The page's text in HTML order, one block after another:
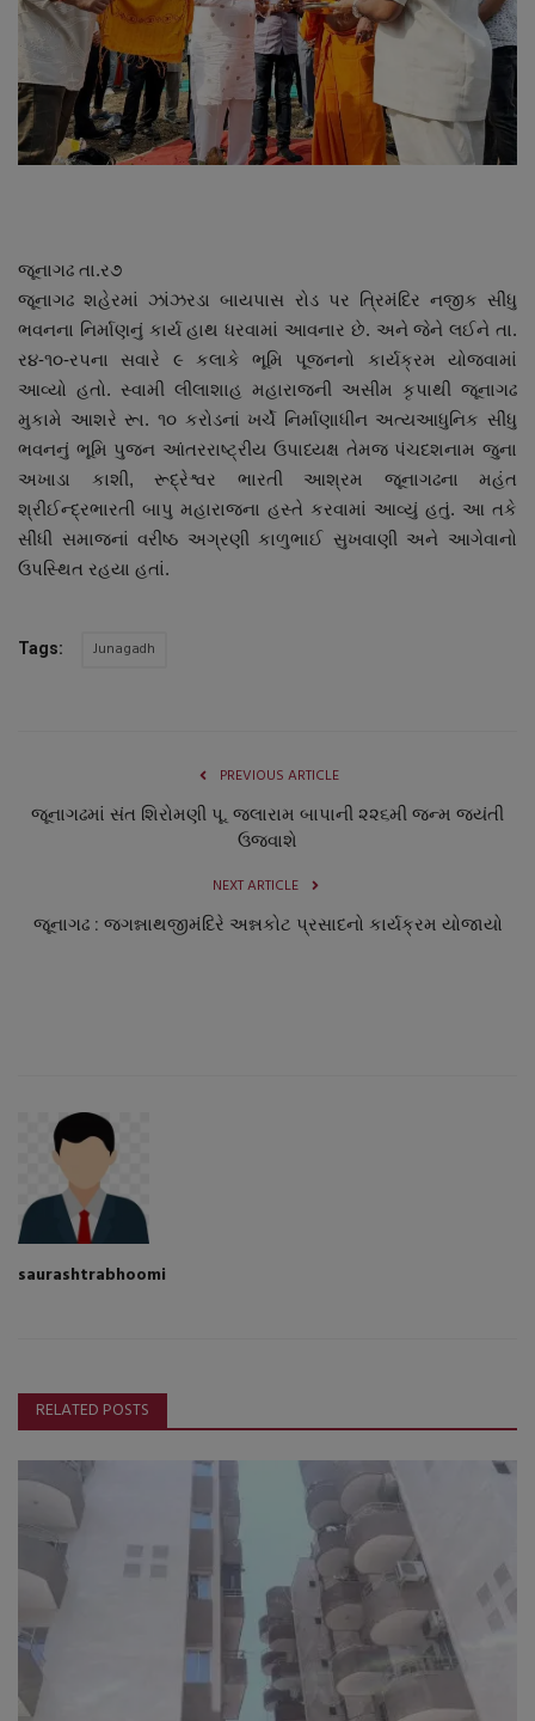
About Author
Contact
Dipotsav Special
રાષ્ટ્રીય
ગુજરાત
જુનાગઢ
Support US
બજારના સમાચાર
નાણાંકીય સમાચાર
ગુનાખોરી
સ્વાસ્થ્ય
જૂનાગઢ તા.ર૭
જૂનાગઢ શહેરમાં ઝાંઝરડા બાયપાસ રોડ પર ત્રિમંદિર નજીક સીંધુ
ભવનના નિર્માણનું કાર્ય હાથ ધરવામાં આવનાર છે. અને જેને લઈને તા.
ર૪-૧૦-રપના સવારે ૯ કલાકે ભૂમિ પૂજનનો કાર્યક્રમ યોજવામાં
આવ્યો હતો. સ્વામી લીલાશાહ મહારાજની અસીમ કૃપાથી જૂનાગઢ
મુકામે આશરે રૂા. ૧૦ કરોડનાં ખર્ચે નિર્માણાધીન અત્યઆધુનિક સીંધુ
ભવનનું ભૂમિ પુજન આંતરરાષ્ટ્રીય ઉપાધ્યક્ષ તેમજ પંચદશનામ જુના
અખાડા કાશી, રૂદ્રેશ્વર ભારતી આશ્રમ જૂનાગઢના મહંત
શ્રીઈન્દ્રભારતી બાપુ મહારાજના હસ્તે કરવામાં આવ્યું હતું. આ તકે
સીંધી સમાજનાં વરીષ્ઠ અગ્રણી કાળુભાઈ સુખવાણી અને આગેવાનો
ઉપસ્થિત રહયા હતાં.
Tags: Junagadh
PREVIOUS ARTICLE
જૂનાગઢમાં સંત શિરોમણી પૂ. જલારામ બાપાની ૨૨૬મી જન્મ જયંતી
ઉજવાશે
NEXT ARTICLE
જૂનાગઢ : જગન્નાથજીમંદિરે અન્નકોટ પ્રસાદનો કાર્યક્રમ યોજાયો
saurashtrabhoomi
RELATED POSTS